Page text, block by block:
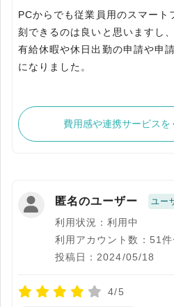
PCからでも従業員用のスマート
刻できるのは良いと思いますし、
有給休暇や休日出勤の申請や申
になりました。
費用感や連携サービスを
匿名のユーザー ユー
利用状況：利用中
利用アカウント数：51
投稿日：2024/05/18
4/5